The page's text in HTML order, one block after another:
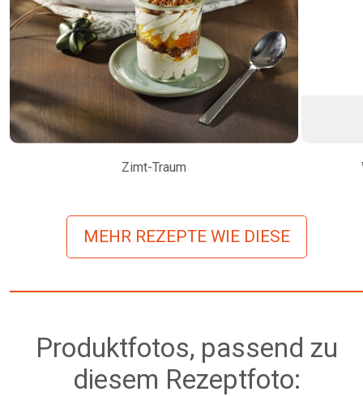
Zimt-Traum
MEHR REZEPTE WIE DIESE
Produktfotos, passend zu
diesem Rezeptfoto: